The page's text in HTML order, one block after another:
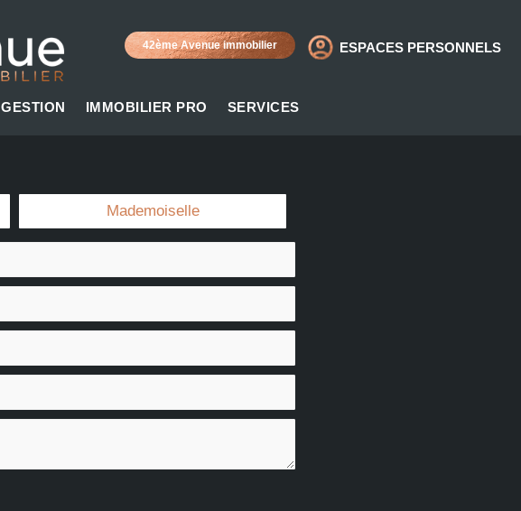
42ème Avenue immobilier ESPACES PERSONNELS
GESTION IMMOBILIER PRO SERVICES
Mademoiselle